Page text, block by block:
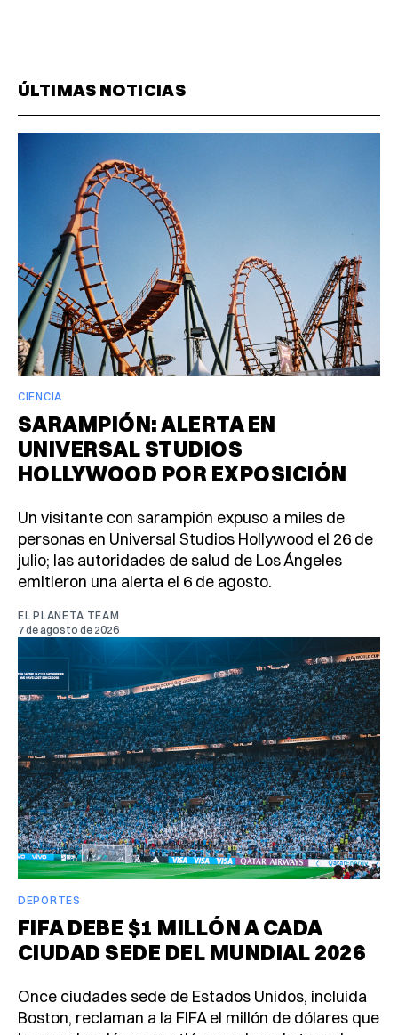
ÚLTIMAS NOTICIAS
CIENCIA
SARAMPIÓN: ALERTA EN
UNIVERSAL STUDIOS
HOLLYWOOD POR EXPOSICIÓN
Un visitante con sarampión expuso a miles de
personas en Universal Studios Hollywood el 26 de
julio; las autoridades de salud de Los Ángeles
emitieron una alerta el 6 de agosto.
EL PLANETA TEAM
7 de agosto de 2026
DEPORTES
FIFA DEBE $1 MILLÓN A CADA
CIUDAD SEDE DEL MUNDIAL 2026
Once ciudades sede de Estados Unidos, incluida
Boston, reclaman a la FIFA el millón de dólares que